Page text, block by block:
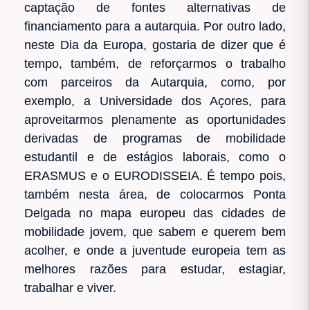
captação de fontes alternativas de
financiamento para a autarquia. Por outro lado,
neste Dia da Europa, gostaria de dizer que é
tempo, também, de reforçarmos o trabalho
com parceiros da Autarquia, como, por
exemplo, a Universidade dos Açores, para
aproveitarmos plenamente as oportunidades
derivadas de programas de mobilidade
estudantil e de estágios laborais, como o
ERASMUS e o EURODISSEIA. É tempo pois,
também nesta área, de colocarmos Ponta
Delgada no mapa europeu das cidades de
mobilidade jovem, que sabem e querem bem
acolher, e onde a juventude europeia tem as
melhores razões para estudar, estagiar,
trabalhar e viver.